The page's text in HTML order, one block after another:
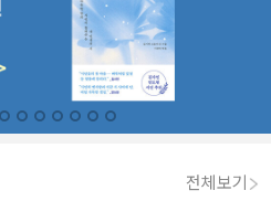
전체보기